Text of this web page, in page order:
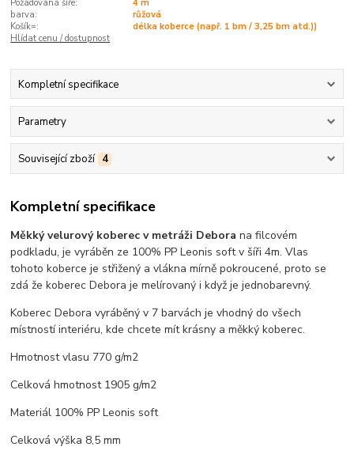
Požadovaná šíře:
4 m
barva:
růžová
Košík=:
délka koberce (např. 1 bm / 3,25 bm atd.))
Hlídat cenu / dostupnost
Kompletní specifikace
Parametry
Související zboží 4
Kompletní specifikace
Měkký velurový koberec v metráži Debora na filcovém
podkladu, je vyráběn ze 100% PP Leonis soft v šíři 4m. Vlas
tohoto koberce je střižený a vlákna mírně pokroucené, proto se
zdá že koberec Debora je melírovaný i když je jednobarevný.
Koberec Debora vyráběný v 7 barvách je vhodný do všech
místností interiéru, kde chcete mít krásny a měkký koberec.
Hmotnost vlasu 770 g/m2
Celková hmotnost 1905 g/m2
Materiál 100% PP Leonis soft
Celková výška 8,5 mm